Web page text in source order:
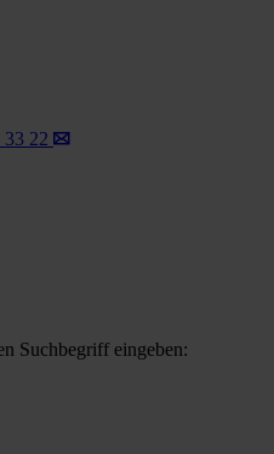
22
Suchbegriff eingeben: